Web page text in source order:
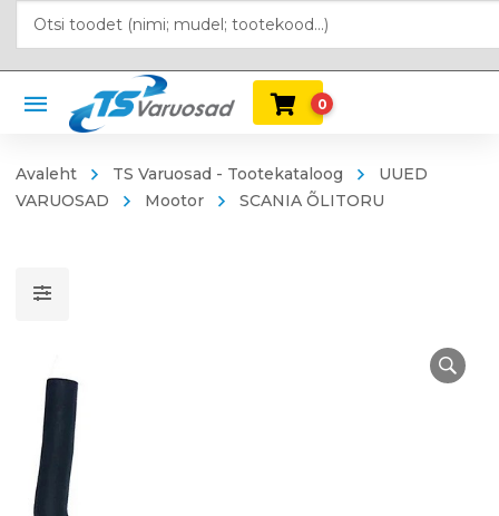
0
Avaleht TS Varuosad - Tootekataloog
UUED
VARUOSAD
Mootor SCANIA ÕLITORU